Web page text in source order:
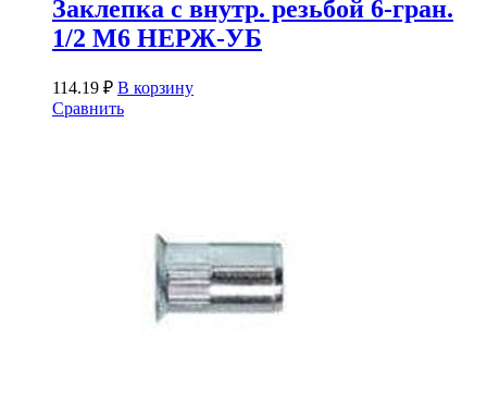
Заклепка с внутр. резьбой 6-гран.
1/2 М6 НЕРЖ-УБ
114.19 ₽ В корзину
Сравнить